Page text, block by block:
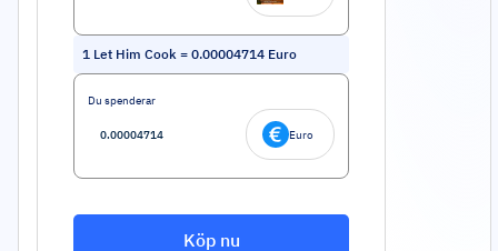
1 Let Him Cook = 0.00004714 Euro
Du spenderar
Euro
Köp nu